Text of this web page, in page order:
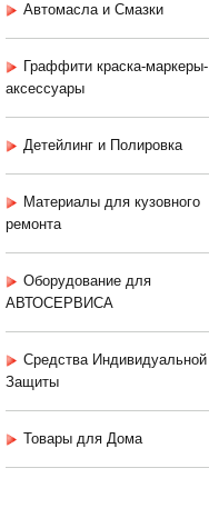
Автомасла и Смазки
Граффити краска-маркеры-
аксессуары
Детейлинг и Полировка
Материалы для кузовного
ремонта
Оборудование для
АВТОСЕРВИСА
Средства Индивидуальной
Защиты
Товары для Дома